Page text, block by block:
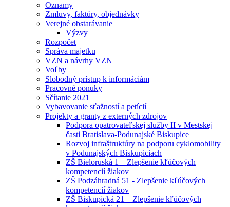
Oznamy
Zmluvy, faktúry, objednávky
Verejné obstarávanie
Výzvy
Rozpočet
Správa majetku
VZN a návrhy VZN
Voľby
Slobodný prístup k informáciám
Pracovné ponuky
Sčítanie 2021
Vybavovanie sťažností a petícií
Projekty a granty z externých zdrojov
Podpora opatrovateľskej služby II v Mestskej
časti Bratislava-Podunajské Biskupice
Rozvoj infraštruktúry na podporu cyklomobility
v Podunajských Biskupiciach
ZŠ Bieloruská 1 – Zlepšenie kľúčových
kompetencií žiakov
ZŠ Podzáhradná 51 - Zlepšenie kľúčových
kompetencií žiakov
ZŠ Biskupická 21 – Zlepšenie kľúčových